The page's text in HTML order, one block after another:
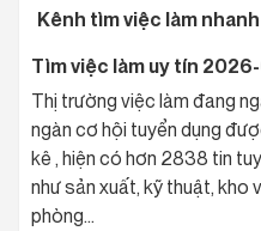
Kênh tìm việc làm
Tìm việc làm uy tín
Thị trường việc làm đang
ngàn cơ hội tuyển dụng
kê , hiện có hơn 2838 tin
như sản xuất, kỹ thuật, kho
phòng…